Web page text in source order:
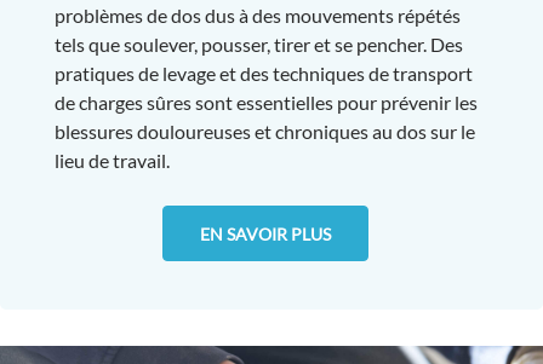
problèmes de dos dus à des mouvements répétés
tels que soulever, pousser, tirer et se pencher. Des
pratiques de levage et des techniques de transport
de charges sûres sont essentielles pour prévenir les
blessures douloureuses et chroniques au dos sur le
lieu de travail.
EN SAVOIR PLUS